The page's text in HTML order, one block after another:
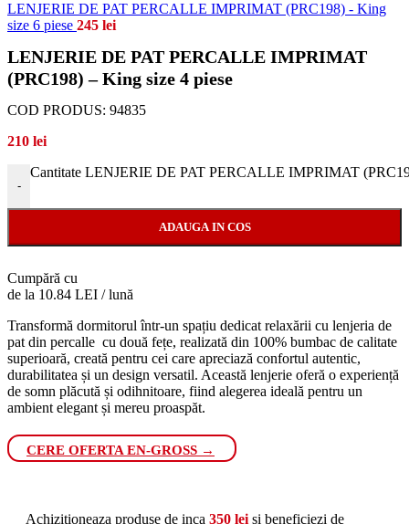
LENJERIE DE PAT PERCALLE IMPRIMAT (PRC198) - King
size 6 piese 245 lei
LENJERIE DE PAT PERCALLE IMPRIMAT
(PRC198) – King size 4 piese
COD PRODUS: 94835
210 lei
-
Cantitate LENJERIE DE PAT PERCALLE IMPRIMAT
ADAUGA IN COS
Cumpără cu
de la 10.84 LEI / lună
Transformă dormitorul într-un spațiu dedicat relaxării cu lenjeria de
pat din percalle cu două fețe, realizată din 100% bumbac de calitate
superioară, creată pentru cei care apreciază confortul autentic,
durabilitatea și un design versatil. Această lenjerie oferă o experiență
de somn plăcută și odihnitoare, fiind alegerea ideală pentru un
ambient elegant și mereu proaspăt.
CERE OFERTA EN-GROSS →
Achizitioneaza produse de inca 350 lei si beneficiezi de